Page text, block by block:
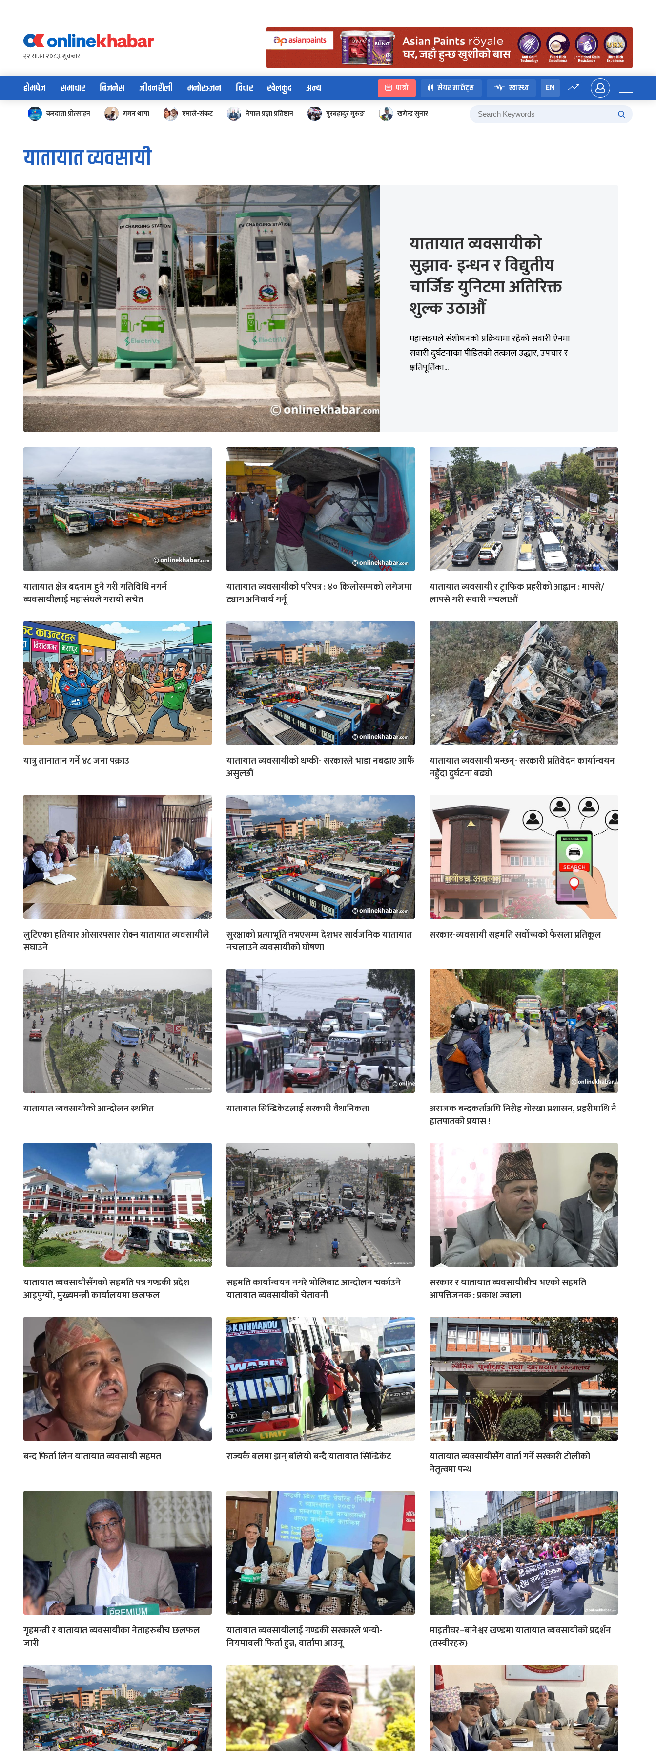
content२२ साउन २०८३, शुक्रबार
होमपेज समाचार बिजनेस जीवनशैली मनोरञ्जन विचार खेलकुद अन्य पात्रो सेयर मार्केट्स स्वास्थ्य EN
करदाता प्रोत्साहन गगन थापा एमाले-संकट नेपाल प्रज्ञा प्रतिष्ठान पुरबहादुर गुरुङ खगेन्द्र सुनार
यातायात व्यवसायी
यातायात व्यवसायीको
सुझाव- इन्धन र विद्युतीय
चार्जिङ युनिटमा अतिरिक्त
शुल्क उठाऔं
महासङ्घले संशोधनको प्रक्रियामा रहेको सवारी ऐनमा
सवारी दुर्घटनाका पीडितको तत्काल उद्धार, उपचार र
क्षतिपूर्तिका...
यातायात क्षेत्र बदनाम हुने गरी गतिविधि नगर्न
व्यवसायीलाई महासंघले गरायो सचेत
यातायात व्यवसायीको परिपत्र : ४० किलोसम्मको लगेजमा
ट्याग अनिवार्य गर्नू
यातायात व्यवसायी र ट्राफिक प्रहरीको आह्वान : मापसे/
लापसे गरी सवारी नचलाऔं
यात्रु तानातान गर्ने ४८ जना पक्राउ
यातायात व्यवसायीको धम्की- सरकारले भाडा नबढाए आफैं
असुल्छौं
यातायात व्यवसायी भन्छन्- सरकारी प्रतिवेदन कार्यान्वयन
नहुँदा दुर्घटना बढ्यो
लुटिएका हतियार ओसारपसार रोक्न यातायात व्यवसायीले
सघाउने
सुरक्षाको प्रत्याभूति नभएसम्म देशभर सार्वजनिक यातायात
नचलाउने व्यवसायीको घोषणा
सरकार-व्यवसायी सहमति सर्वोच्चको फैसला प्रतिकूल
यातायात व्यवसायीको आन्दोलन स्थगित यातायात सिन्डिकेटलाई सरकारी वैधानिकता
अराजक बन्दकर्ताअघि निरीह गोरखा प्रशासन, प्रहरीमाथि नै
हातपातको प्रयास !
यातायात व्यवसायीसँगको सहमति पत्र गण्डकी प्रदेश
आइपुग्यो, मुख्यमन्त्री कार्यालयमा छलफल
सहमति कार्यान्वयन नगरे भोलिबाट आन्दोलन चर्काउने
यातायात व्यवसायीको चेतावनी
सरकार र यातायात व्यवसायीबीच भएको सहमति
आपत्तिजनक : प्रकाश ज्वाला
बन्द फिर्ता लिन यातायात व्यवसायी सहमत राज्यकै बलमा झन् बलियो बन्दै यातायात सिन्डिकेट
यातायात व्यवसायीसँग वार्ता गर्ने सरकारी टोलीको
नेतृत्वमा पन्थ
गृहमन्त्री र यातायात व्यवसायीका नेताहरुबीच छलफल
जारी
यातायात व्यवसायीलाई गण्डकी सरकारले भन्यो-
नियमावली फिर्ता हुन्न, वार्तामा आउनू
माइतीघर–बानेश्वर खण्डमा यातायात व्यवसायीको प्रदर्शन
(तस्वीरहरु)